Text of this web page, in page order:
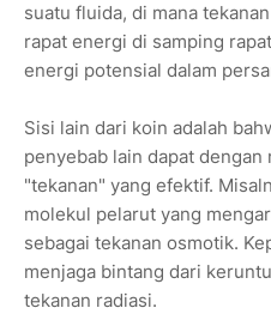
suatu fluida, di mana
rapat energi di samping
energi potensial dalam
Sisi lain dari koin adalah
penyebab lain dapat dengan
"tekanan" yang efektif.
molekul pelarut yang
sebagai tekanan osmotik.
menjaga bintang dari
tekanan radiasi.